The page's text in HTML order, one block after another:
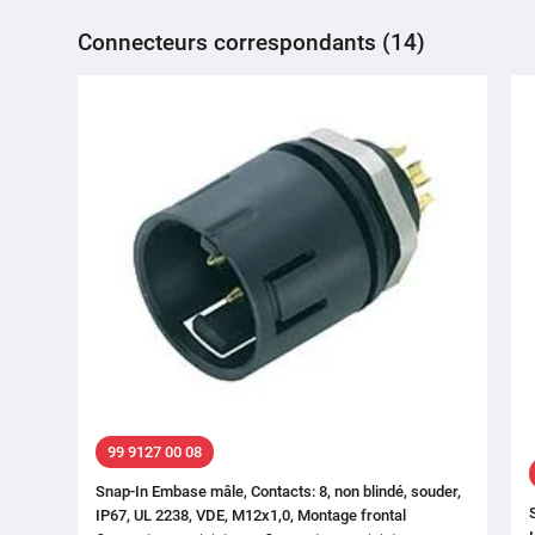
Connecteurs correspondants (14)
99 9127 00 08
Snap-In Embase mâle, Contacts: 8, non blindé, souder,
IP67, UL 2238, VDE, M12x1,0, Montage frontal